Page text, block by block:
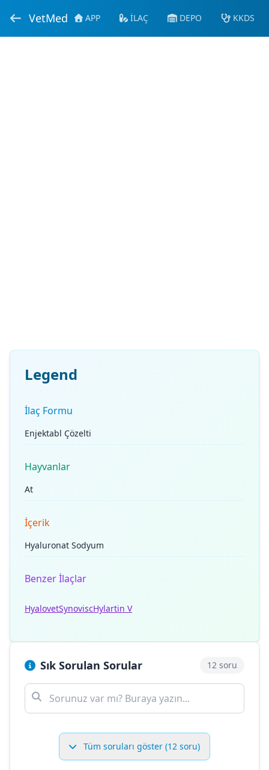
VetMed APP İLAÇ DEPO KKDS
Legend
İlaç Formu
Enjektabl Çözelti
Hayvanlar
At
İçerik
Hyaluronat Sodyum
Benzer İlaçlar
HyalovetSynoviscHylartin V
Sık Sorulan Sorular 12 soru
Tüm soruları göster (12 soru)